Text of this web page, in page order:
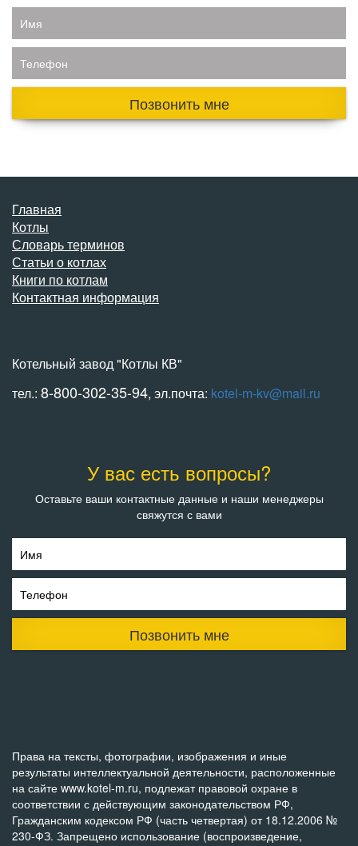
Имя
Телефон
Позвонить мне
Главная
Котлы
Словарь терминов
Статьи о котлах
Книги по котлам
Контактная информация
Котельный завод "Котлы КВ"
тел.: 8-800-302-35-94, эл.почта: kotel-m-kv@mail.ru
У вас есть вопросы?
Оставьте ваши контактные данные и наши менеджеры
свяжутся с вами
Имя
Телефон
Позвонить мне
Права на тексты, фотографии, изображения и иные
результаты интеллектуальной деятельности, расположенные
на сайте www.kotel-m.ru, подлежат правовой охране в
соответствии с действующим законодательством РФ,
Гражданским кодексом РФ (часть четвертая) от 18.12.2006 №
230-ФЗ. Запрещено использование (воспроизведение,